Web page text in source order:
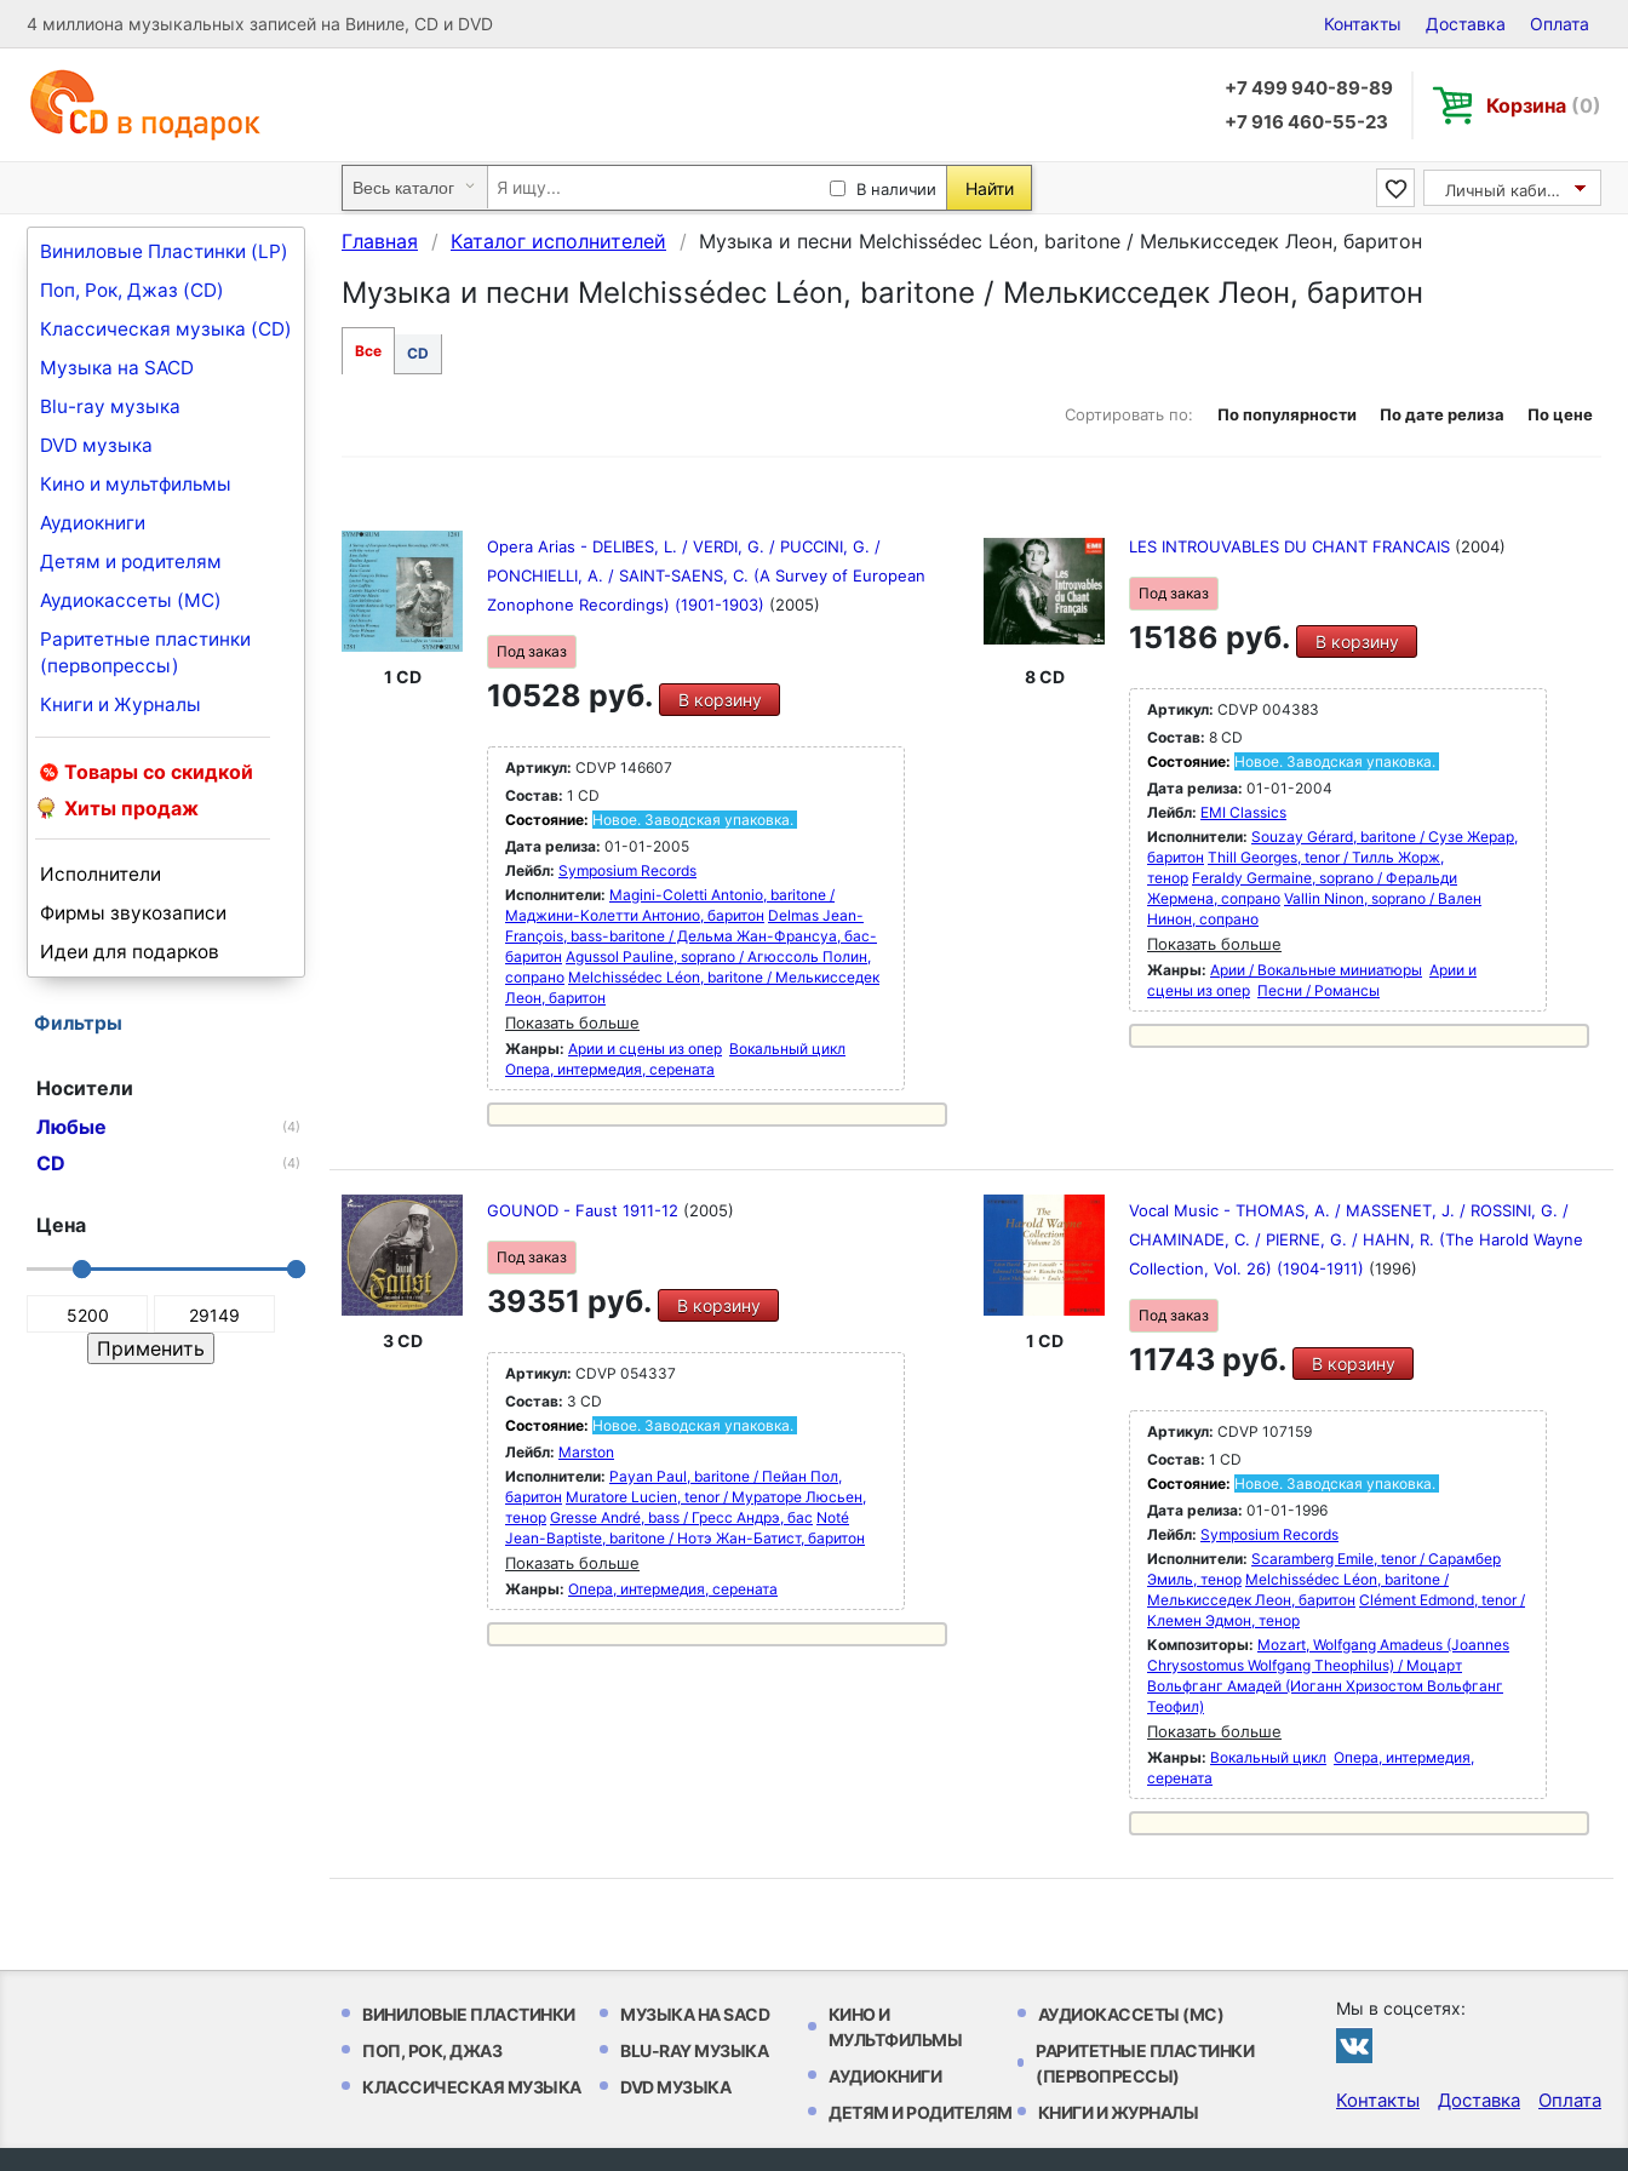
4 миллиона музыкальных записей на Виниле, CD и DVD Контакты Доставка Оплата
+7 499 940-89-89
+7 916 460-55-23
Корзина (0)
В наличии Найти Личный кабинет
Виниловые Пластинки (LP)
Поп, Рок, Джаз (CD)
Классическая музыка (CD)
Музыка на SACD
Blu-ray музыка
DVD музыка
Кино и мультфильмы
Аудиокниги
Детям и родителям
Аудиокассеты (MC)
Раритетные пластинки
(первопрессы)
Книги и Журналы
Товары со скидкой
Хиты продаж
Исполнители
Фирмы звукозаписи
Идеи для подарков
Фильтры
Носители
Любые
(4)
CD (4)
Цена
Главная Каталог исполнителей Музыка и песни Melchissédec Léon, baritone / Мелькисседек Леон, баритон
Музыка и песни Melchissédec Léon, baritone / Мелькисседек Леон, баритон
Все CD
Сортировать по: По популярности По дате релиза По цене
1 CD
Opera Arias - DELIBES, L. / VERDI, G. / PUCCINI, G. /
PONCHIELLI, A. / SAINT-SAENS, C. (A Survey of European
Zonophone Recordings) (1901-1903) (2005)
Под заказ
10528 руб. В корзину
Артикул: CDVP 146607
Состав: 1 CD
Состояние: Новое. Заводская упаковка.
Дата релиза: 01-01-2005
Лейбл: Symposium Records
Исполнители: Magini-Coletti Antonio, baritone /
Маджини-Колетти Антонио, баритон Delmas Jean-
François, bass-baritone / Дельма Жан-Франсуа, бас-
баритон Agussol Pauline, soprano / Агюссоль Полин,
сопрано Melchissédec Léon, baritone / Мелькисседек
Леон, баритон
Показать больше
Жанры: Арии и сцены из опер Вокальный цикл
Опера, интермедия, серената
8 CD
LES INTROUVABLES DU CHANT FRANCAIS (2004)
Под заказ
15186 руб. В корзину
Артикул: CDVP 004383
Состав: 8 CD
Состояние: Новое. Заводская упаковка.
Дата релиза: 01-01-2004
Лейбл: EMI Classics
Исполнители: Souzay Gérard, baritone / Сузе Жерар,
баритон Thill Georges, tenor / Тилль Жорж,
тенор Feraldy Germaine, soprano / Феральди
Жермена, сопрано Vallin Ninon, soprano / Вален
Нинон, сопрано
Показать больше
Жанры: Арии / Вокальные миниатюры Арии и
сцены из опер Песни / Романсы
3 CD
GOUNOD - Faust 1911-12 (2005)
Под заказ
39351 руб. В корзину
Артикул: CDVP 054337
Состав: 3 CD
Состояние: Новое. Заводская упаковка.
Лейбл: Marston
Исполнители: Payan Paul, baritone / Пейан Пол,
баритон Muratore Lucien, tenor / Мураторе Люсьен,
тенор Gresse André, bass / Гресс Андрэ, бас Noté
Jean-Baptiste, baritone / Нотэ Жан-Батист, баритон
Показать больше
Жанры: Опера, интермедия, серената
1 CD
Vocal Music - THOMAS, A. / MASSENET, J. / ROSSINI, G. /
CHAMINADE, C. / PIERNE, G. / HAHN, R. (The Harold Wayne
Collection, Vol. 26) (1904-1911) (1996)
Под заказ
11743 руб. В корзину
Артикул: CDVP 107159
Состав: 1 CD
Состояние: Новое. Заводская упаковка.
Дата релиза: 01-01-1996
Лейбл: Symposium Records
Исполнители: Scaramberg Emile, tenor / Сарамбер
Эмиль, тенор Melchissédec Léon, baritone /
Мелькисседек Леон, баритон Clément Edmond, tenor /
Клемен Эдмон, тенор
Композиторы: Mozart, Wolfgang Amadeus (Joannes
Chrysostomus Wolfgang Theophilus) / Моцарт
Вольфганг Амадей (Иоганн Хризостом Вольфганг
Теофил)
Показать больше
Жанры: Вокальный цикл Опера, интермедия,
серената
ВИНИЛОВЫЕ ПЛАСТИНКИ
ПОП, РОК, ДЖАЗ
КЛАССИЧЕСКАЯ МУЗЫКА
МУЗЫКА НА SACD
BLU-RAY МУЗЫКА
DVD МУЗЫКА
КИНО И
МУЛЬТФИЛЬМЫ
АУДИОКНИГИ
ДЕТЯМ И РОДИТЕЛЯМ
АУДИОКАССЕТЫ (MC)
РАРИТЕТНЫЕ ПЛАСТИНКИ
(ПЕРВОПРЕССЫ)
КНИГИ И ЖУРНАЛЫ
Мы в соцсетях:
Контакты Доставка Оплата